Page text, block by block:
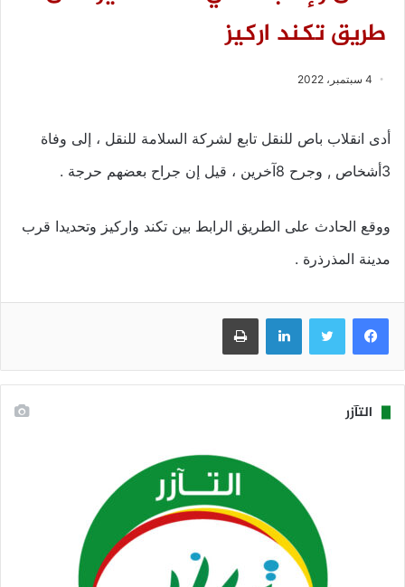
طريق تكند اركيز
4 سبتمبر، 2022
أدى انقلاب باص للنقل تابع لشركة السلامة للنقل ، إلى وفاة
3أشخاص , وجرح 8آخرين ، قيل إن جراح بعضهم حرجة .
ووقع الحادث على الطريق الرابط بين تكند واركيز وتحديدا قرب
مدينة المذرذرة .
فيسبوك تويتر لينكدإن طباعة
التآزر